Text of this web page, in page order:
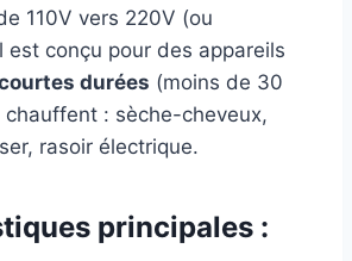
110V vers 220V (ou
est conçu pour des appareils
durées (moins de 30
: sèche-cheveux,
rasoir électrique.
principales :